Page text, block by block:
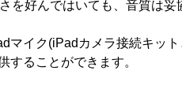
を好んではいても、音質は
マイク(iPadカメラ接続キッ
することができます。